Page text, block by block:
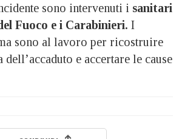
sono intervenuti i sanitari
Fuoco e i Carabinieri. I
sono al lavoro per ricostruire
dell’accaduto e accertare le cause